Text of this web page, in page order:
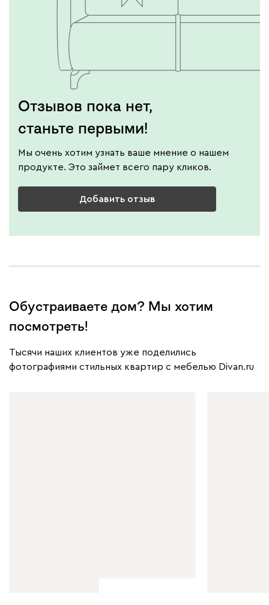
Отзывов пока нет,
станьте первыми!
Мы очень хотим узнать ваше мнение о нашем
продукте. Это займет всего пару кликов.
Добавить отзыв
Обустраиваете дом? Мы хотим
посмотреть!
Тысячи наших клиентов уже поделились
фотографиями стильных квартир с мебелью Divan.ru